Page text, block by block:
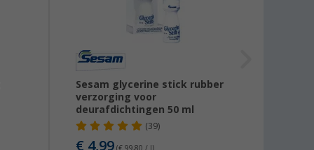
Sesam glycerine stick rubber
verzorging voor
deurafdichtingen 50 ml
(39)
€ 4,99